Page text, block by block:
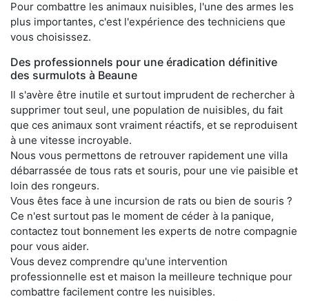
Pour combattre les animaux nuisibles, l'une des armes les
plus importantes, c'est l'expérience des techniciens que
vous choisissez.
Des professionnels pour une éradication définitive
des surmulots à Beaune
Il s'avère être inutile et surtout imprudent de rechercher à
supprimer tout seul, une population de nuisibles, du fait
que ces animaux sont vraiment réactifs, et se reproduisent
à une vitesse incroyable.
Nous vous permettons de retrouver rapidement une villa
débarrassée de tous rats et souris, pour une vie paisible et
loin des rongeurs.
Vous êtes face à une incursion de rats ou bien de souris ?
Ce n'est surtout pas le moment de céder à la panique,
contactez tout bonnement les experts de notre compagnie
pour vous aider.
Vous devez comprendre qu'une intervention
professionnelle est et maison la meilleure technique pour
combattre facilement contre les nuisibles.